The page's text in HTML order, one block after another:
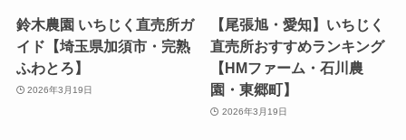
鈴木農園 いちじく直売所ガ
イド【埼玉県加須市・完熟
ふわとろ】
2026年3月19日
【尾張旭・愛知】いちじく
直売所おすすめランキング
【HMファーム・石川農
園・東郷町】
2026年3月19日